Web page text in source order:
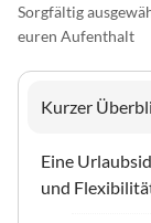
Sorgfältig
euren Aufenthalt
Kurzer
Eine
und